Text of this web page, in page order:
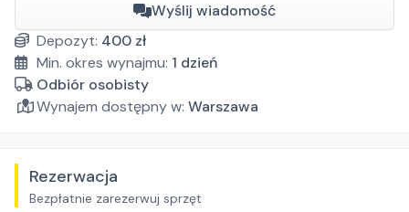
Wyślij wiadomość
Depozyt: 400 zł
Min. okres wynajmu: 1 dzień
Odbiór osobisty
Wynajem dostępny w: Warszawa
Rezerwacja
Bezpłatnie zarezerwuj sprzęt